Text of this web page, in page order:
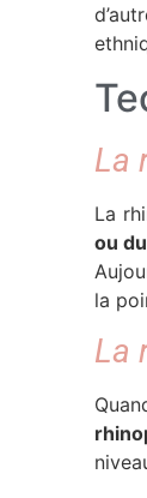
La
La
ou
la
La